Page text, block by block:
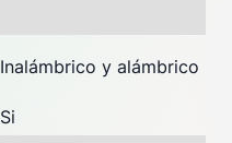
Inalámbrico y alámbrico
Si